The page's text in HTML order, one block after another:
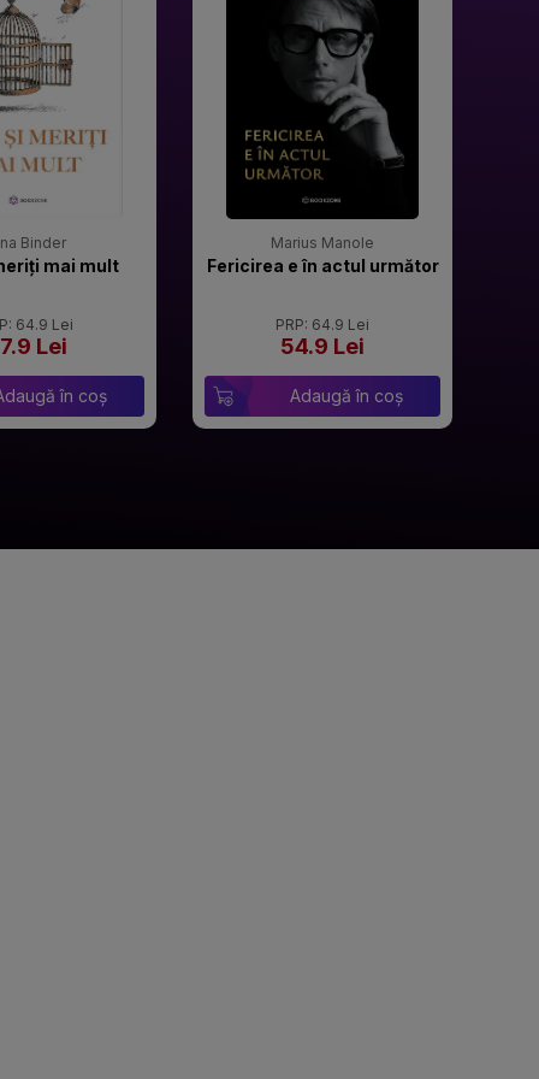
Binder
mai mult
64.9 Lei
Lei
în coș
Marius Manole
Fericirea e în actul următor
PRP: 64.9 Lei
54.9 Lei
Adaugă în coș